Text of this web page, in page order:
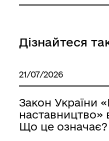
Дізнайтеся
21/07/2026
Закон України
наставництво»
Що це означає?